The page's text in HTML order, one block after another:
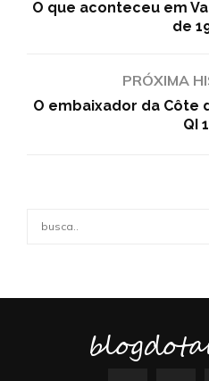
O que aconteceu em
de
PRÓXIMA
O embaixador da Côte
QI